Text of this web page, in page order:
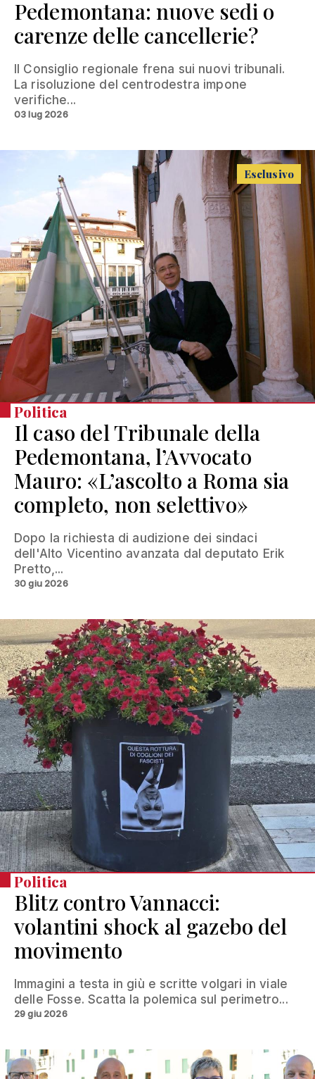
Pedemontana: nuove sedi o
carenze delle cancellerie?
Il Consiglio regionale frena sui nuovi tribunali.
La risoluzione del centrodestra impone
verifiche...
03 lug 2026
Esclusivo
Politica
Il caso del Tribunale della
Pedemontana, l’Avvocato
Mauro: «L’ascolto a Roma sia
completo, non selettivo»
Dopo la richiesta di audizione dei sindaci
dell'Alto Vicentino avanzata dal deputato Erik
Pretto,...
30 giu 2026
Politica
Blitz contro Vannacci:
volantini shock al gazebo del
movimento
Immagini a testa in giù e scritte volgari in viale
delle Fosse. Scatta la polemica sul perimetro...
29 giu 2026